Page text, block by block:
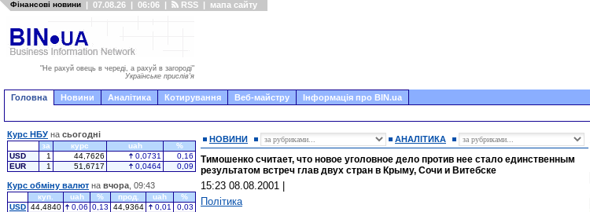
Фінансові новини | 07.08.26 | 06:06 | RSS | мапа сайту
"Не рахуй овець в череді, а рахуй в загороді"
Українське прислів'я
Головна Новини Аналітика Котирування Веб-майстру Інформація про BIN.ua
НОВИНИ АНАЛІТИКА
Тимошенко считает, что новое уголовное дело против нее стало единственным
результатом встреч глав двух стран в Крыму, Сочи и Витебске
15:23 08.08.2001
Політика
Курс НБУ на сьогодні
за курс uah
%
USD
1 44,7626 0,0731
0,16
EUR
1 51,6717 0,0464 0,09
Курс обміну валют на вчора , 09:43
куп. uah % прод. uah
%
USD 44,4840 0,06 0,13 44,9364 0,01
0,03